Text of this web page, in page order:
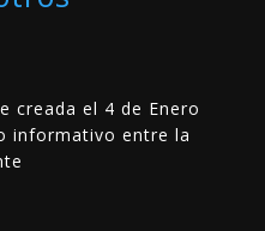
creada el 4 de Enero
informativo entre la